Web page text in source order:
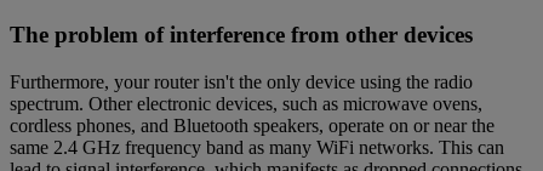
The problem of interference from other devices
Furthermore, your router isn't the only device using the radio
spectrum. Other electronic devices, such as microwave ovens,
cordless phones, and Bluetooth speakers, operate on or near the
same 2.4 GHz frequency band as many WiFi networks. This can